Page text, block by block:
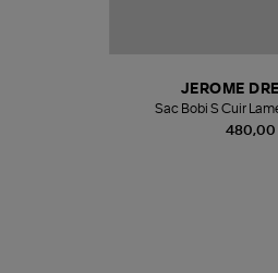
480,00
JEROME
Sac Bobi S Cuir